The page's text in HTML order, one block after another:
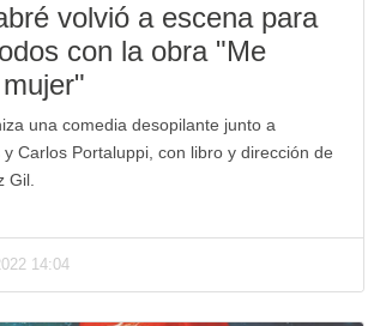
volvió a escena para
con la obra "Me
una comedia desopilante junto a
Carlos Portaluppi, con libro y dirección de
Gil.
14:04